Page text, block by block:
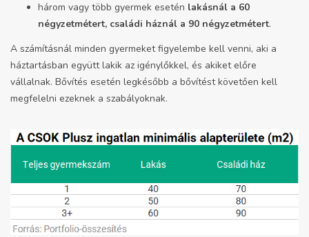
három vagy több gyermek esetén lakásnál a 60
négyzetmétert, családi háznál a 90 négyzetmétert.
A számításnál minden gyermeket figyelembe kell venni, aki a
háztartásban együtt lakik az igénylőkkel, és akiket előre
vállalnak. Bővítés esetén legkésőbb a bővítést követően kell
megfelelni ezeknek a szabályoknak.